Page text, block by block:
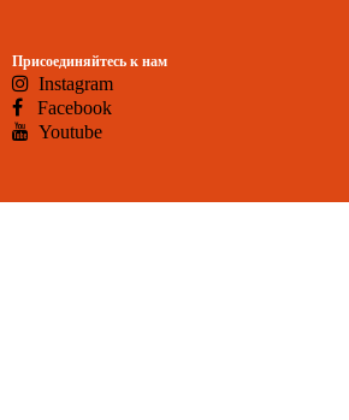
Присоединяйтесь к нам
Instagram
Facebook
Youtube